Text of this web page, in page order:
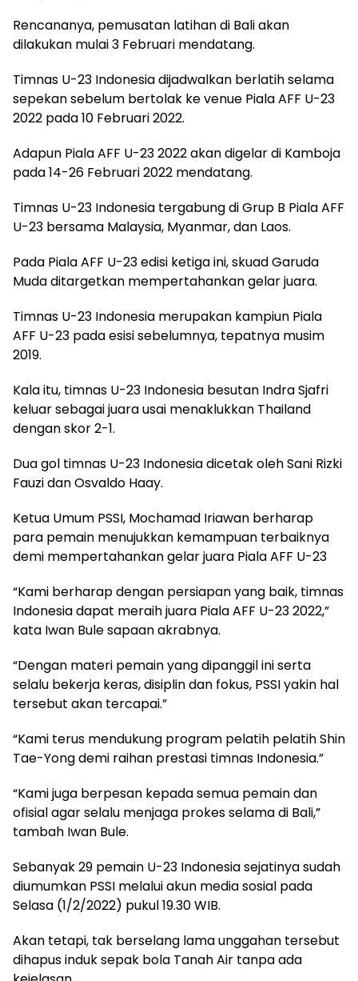
Rencananya, pemusatan latihan di Bali akan
dilakukan mulai 3 Februari mendatang.
Timnas U-23 Indonesia dijadwalkan berlatih selama
sepekan sebelum bertolak ke venue Piala AFF U-23
2022 pada 10 Februari 2022.
Adapun Piala AFF U-23 2022 akan digelar di Kamboja
pada 14-26 Februari 2022 mendatang.
Timnas U-23 Indonesia tergabung di Grup B Piala AFF
U-23 bersama Malaysia, Myanmar, dan Laos.
Pada Piala AFF U-23 edisi ketiga ini, skuad Garuda
Muda ditargetkan mempertahankan gelar juara.
Timnas U-23 Indonesia merupakan kampiun Piala
AFF U-23 pada esisi sebelumnya, tepatnya musim
2019.
Kala itu, timnas U-23 Indonesia besutan Indra Sjafri
keluar sebagai juara usai menaklukkan Thailand
dengan skor 2-1.
Dua gol timnas U-23 Indonesia dicetak oleh Sani Rizki
Fauzi dan Osvaldo Haay.
Ketua Umum PSSI, Mochamad Iriawan berharap
para pemain menujukkan kemampuan terbaiknya
demi mempertahankan gelar juara Piala AFF U-23
“Kami berharap dengan persiapan yang baik, timnas
Indonesia dapat meraih juara Piala AFF U-23 2022,”
kata Iwan Bule sapaan akrabnya.
“Dengan materi pemain yang dipanggil ini serta
selalu bekerja keras, disiplin dan fokus, PSSI yakin hal
tersebut akan tercapai.”
“Kami terus mendukung program pelatih pelatih Shin
Tae-Yong demi raihan prestasi timnas Indonesia.”
“Kami juga berpesan kepada semua pemain dan
ofisial agar selalu menjaga prokes selama di Bali,”
tambah Iwan Bule.
Sebanyak 29 pemain U-23 Indonesia sejatinya sudah
diumumkan PSSI melalui akun media sosial pada
Selasa (1/2/2022) pukul 19.30 WIB.
Akan tetapi, tak berselang lama unggahan tersebut
dihapus induk sepak bola Tanah Air tanpa ada